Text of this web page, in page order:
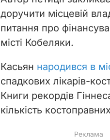
доручити місцевій
питання про
місті Кобеляки.
Касьян народився в
спадкових лікарів-
Книги рекордів
кількість